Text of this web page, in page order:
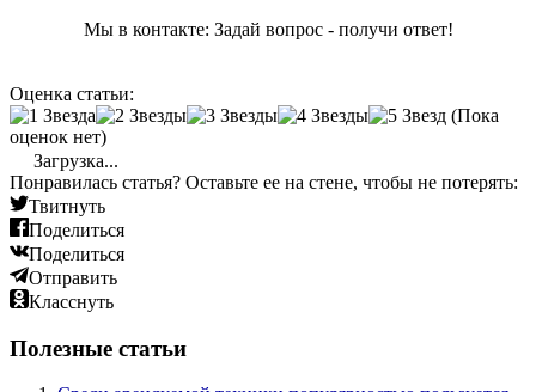
Мы в контакте: Задай вопрос - получи ответ!
Оценка статьи:
(Пока
оценок нет)
Загрузка...
Понравилась статья? Оставьте ее на стене, чтобы не потерять:
Твитнуть
Поделиться
Поделиться
Отправить
Класснуть
Полезные статьи